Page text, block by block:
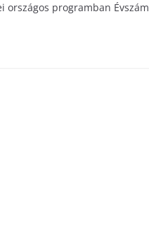
országos programban Évszám